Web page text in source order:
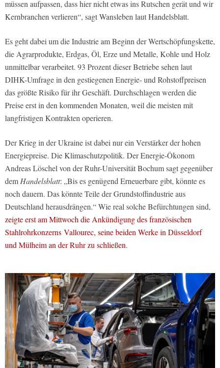
müssen aufpassen, dass hier nicht etwas ins Rutschen gerät und wir
Kernbranchen verlieren“, sagt Wansleben lautHandelsblatt.
Es geht dabei um die Industrie am Beginn der Wertschöpfungskette,
die Agrarprodukte, Erdgas, Öl, Erze und Metalle, Kohle und Holz
unmittelbar verarbeitet. 93 Prozent dieser Betriebe sehen laut
DIHK-Umfrage in den gestiegenen Energie- und Rohstoffpreisen
das größte Risiko für ihr Geschäft. Durchschlagen werden die
Preise erst in den kommenden Monaten, weil die meisten mit
langfristigen Kontrakten operieren.
Der Krieg in der Ukraine ist dabei nur ein Verstärker der hohen
Energiepreise. Die Klimaschutzpolitik. Der Energie-Ökonom
Andreas Löschel von der Ruhr-Universität Bochum sagt gegenüber
dem Handelsblatt: „Bis es genügend Erneuerbare gibt, könnte es
noch dauern. Das könnte Teile der Grundstoffindustrie aus
Deutschland herausdrängen.“ Wie real solche Befürchtungen sind,
zeigte erst am Mittwoch die Ankündigung des französischen
Stahlrohrkonzerns Vallourec, seine beiden Werke in Düsseldorf
und Mülheim an der Ruhr zu schließen.